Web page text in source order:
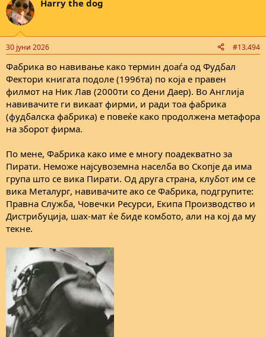
Harry the dog
30 јуни 2026 #13.494
Фабрика во навивање како термин доаѓа од Фудбал
Фектори книгата подоле (1996та) по која е правен
филмот на Ник Лав (2000ти со Дени Даер). Во Англија
навивачите ги викаат фирми, и ради тоа фабрика
(фудбалска фабрика) е повеќе како продолжена метафора
на зборот фирма.
По мене, Фабрика како име е многу поадекватно за
Пирати. Неможе најсувоземна населба во Скопје да има
група што се вика Пирати. Од друга страна, клубот им се
вика Металург, навивачите ако се Фабрика, подгрупите:
Правна Служба, Човечки Ресурси, Екипа Производство и
Дистрибуција, шах-мат ќе биде комбото, али на кој да му
текне.